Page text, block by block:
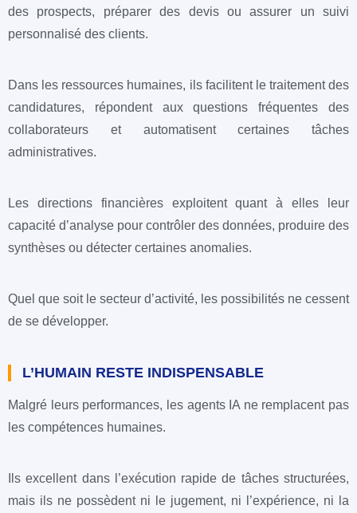
des prospects, préparer des devis ou assurer un suivi
personnalisé des clients.
Dans les ressources humaines, ils facilitent le traitement des
candidatures, répondent aux questions fréquentes des
collaborateurs et automatisent certaines tâches
administratives.
Les directions financières exploitent quant à elles leur
capacité d’analyse pour contrôler des données, produire des
synthèses ou détecter certaines anomalies.
Quel que soit le secteur d’activité, les possibilités ne cessent
de se développer.
L’HUMAIN RESTE INDISPENSABLE
Malgré leurs performances, les agents IA ne remplacent pas
les compétences humaines.
Ils excellent dans l’exécution rapide de tâches structurées,
mais ils ne possèdent ni le jugement, ni l’expérience, ni la